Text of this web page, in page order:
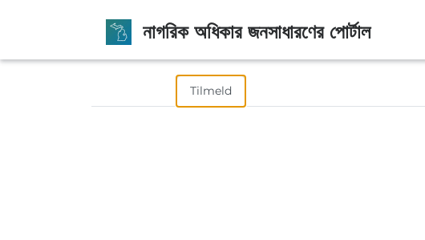
নাগরিক অধিকার জনসাধারণের পোর্টাল
Tilmeld